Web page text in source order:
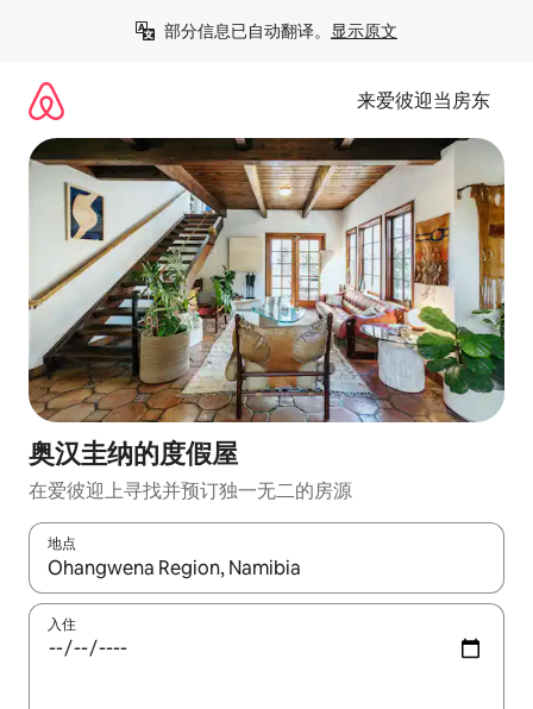
部分信息已自动翻译。 显示原文
来爱彼迎当房东
奥汉圭纳的度假屋
在爱彼迎上寻找并预订独一无二的房源
地点
如有搜索结果，请使用上下方向键查看，或通过点击或滑动手势
入住